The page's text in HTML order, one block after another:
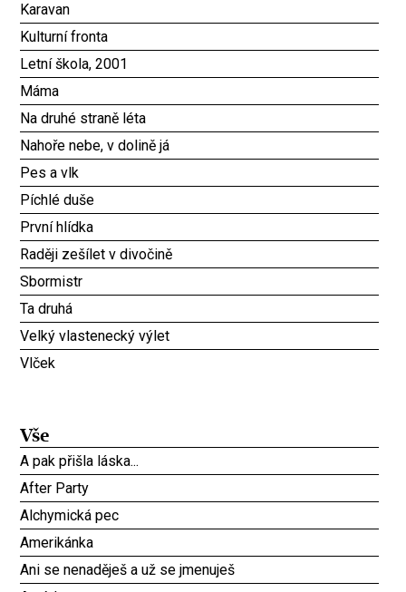
Karavan
Kulturní fronta
Letní škola, 2001
Máma
Na druhé straně léta
Nahoře nebe, v dolině já
Pes a vlk
Píchlé duše
První hlídka
Raději zešílet v divočině
Sbormistr
Ta druhá
Velký vlastenecký výlet
Vlček
Vše
A pak přišla láska...
After Party
Alchymická pec
Amerikánka
Ani se nenaděješ a už se jmenuješ